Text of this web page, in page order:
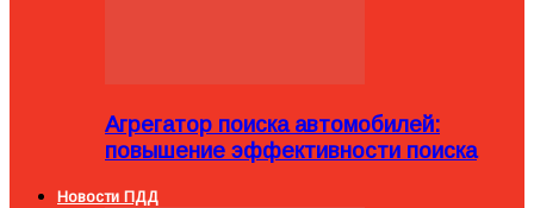
Агрегатор поиска автомобилей:
повышение эффективности поиска
Новости ПДД